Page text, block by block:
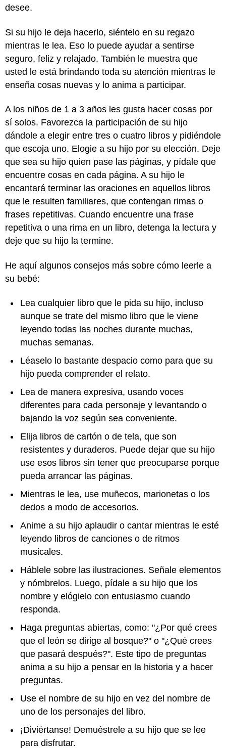
desee.
Si su hijo le deja hacerlo, siéntelo en su regazo
mientras le lea. Eso lo puede ayudar a sentirse
seguro, feliz y relajado. También le muestra que
usted le está brindando toda su atención mientras le
enseña cosas nuevas y lo anima a participar.
A los niños de 1 a 3 años les gusta hacer cosas por
sí solos. Favorezca la participación de su hijo
dándole a elegir entre tres o cuatro libros y pidiéndole
que escoja uno. Elogie a su hijo por su elección. Deje
que sea su hijo quien pase las páginas, y pídale que
encuentre cosas en cada página. A su hijo le
encantará terminar las oraciones en aquellos libros
que le resulten familiares, que contengan rimas o
frases repetitivas. Cuando encuentre una frase
repetitiva o una rima en un libro, detenga la lectura y
deje que su hijo la termine.
He aquí algunos consejos más sobre cómo leerle a
su bebé:
Lea cualquier libro que le pida su hijo, incluso
aunque se trate del mismo libro que le viene
leyendo todas las noches durante muchas,
muchas semanas.
Léaselo lo bastante despacio como para que su
hijo pueda comprender el relato.
Lea de manera expresiva, usando voces
diferentes para cada personaje y levantando o
bajando la voz según sea conveniente.
Elija libros de cartón o de tela, que son
resistentes y duraderos. Puede dejar que su hijo
use esos libros sin tener que preocuparse porque
pueda arrancar las páginas.
Mientras le lea, use muñecos, marionetas o los
dedos a modo de accesorios.
Anime a su hijo aplaudir o cantar mientras le esté
leyendo libros de canciones o de ritmos
musicales.
Háblele sobre las ilustraciones. Señale elementos
y nómbrelos. Luego, pídale a su hijo que los
nombre y elógielo con entusiasmo cuando
responda.
Haga preguntas abiertas, como: "¿Por qué crees
que el león se dirige al bosque?" o "¿Qué crees
que pasará después?". Este tipo de preguntas
anima a su hijo a pensar en la historia y a hacer
preguntas.
Use el nombre de su hijo en vez del nombre de
uno de los personajes del libro.
¡Diviértanse! Demuéstrele a su hijo que se lee
para disfrutar.